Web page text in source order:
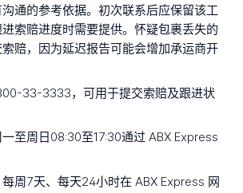
通的参考依据。初次联系后应保留该工
索赔进度时需要提供。怀疑包裹丢失的
赔，因为延迟报告可能会增加承运商开
33-3333，可用于提交索赔及跟进状
一至周日08:30至17:30通过 ABX Express
每周7天、每天24小时在 ABX Express 网